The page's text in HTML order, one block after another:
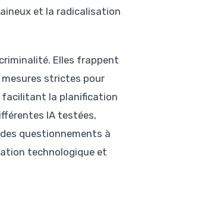
et la radicalisation
Elles frappent
mesures strictes pour
facilitant la planification
IA testées,
questionnements à
technologique et